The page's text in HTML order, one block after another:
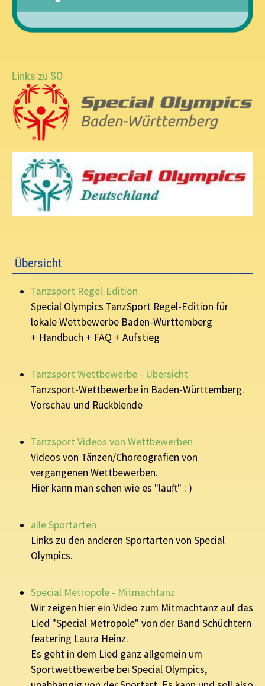
Links zu SO
Übersicht
Tanzsport Regel-Edition
Special Olympics TanzSport Regel-Edition für
lokale Wettbewerbe Baden-Württemberg
+ Handbuch + FAQ + Aufstieg
Tanzsport Wettbewerbe - Übersicht
Tanzsport-Wettbewerbe in Baden-Württemberg.
Vorschau und Rückblende
Tanzsport Videos von Wettbewerben
Videos von Tänzen/Choreografien von
vergangenen Wettbewerben.
Hier kann man sehen wie es "läuft" : )
alle Sportarten
Links zu den anderen Sportarten von Special
Olympics.
Special Metropole - Mitmachtanz
Wir zeigen hier ein Video zum Mitmachtanz auf das
Lied "Special Metropole" von der Band Schüchtern
featering Laura Heinz.
Es geht in dem Lied ganz allgemein um
Sportwettbewerbe bei Special Olympics,